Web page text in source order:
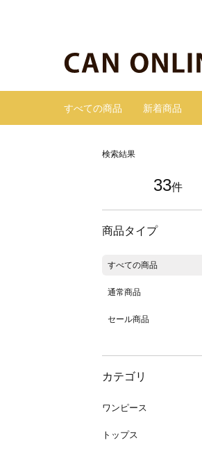
すべての商品 新着商品
検索結果
33件
商品タイプ
すべての商品
通常商品
セール商品
カテゴリ
ワンピース
トップス